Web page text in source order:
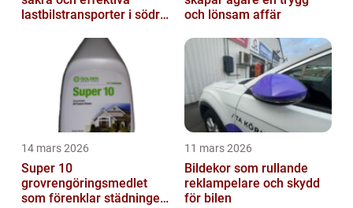
lastbilstransporter i södra
och lönsam affär
14 mars 2026
Super 10
grovrengöringsmedlet
som förenklar städningen
11 mars 2026
Bildekor som rullande
reklampelare och skydd
för bilen